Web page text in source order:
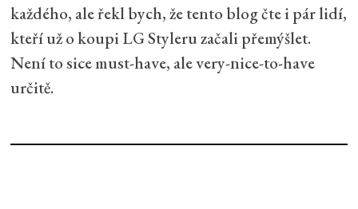
každého, ale řekl bych, že tento blog čte i pár lidí,
kteří už o koupi LG Styleru začali přemýšlet.
Není to sice must-have, ale very-nice-to-have
určitě.